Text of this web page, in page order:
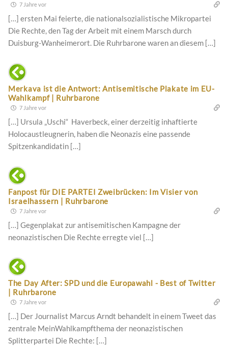
7 Jahre vor
[…] ersten Mai feierte, die nationalsozialistische Mikropartei
Die Rechte, den Tag der Arbeit mit einem Marsch durch
Duisburg-Wanheimerort. Die Ruhrbarone waren an diesem […]
Merkava ist die Antwort: Antisemitische Plakate im EU-
Wahlkampf | Ruhrbarone
7 Jahre vor
[…] Ursula „Uschi“ Haverbeck, einer derzeitig inhaftierte
Holocaustleugnerin, haben die Neonazis eine passende
Spitzenkandidatin […]
Fanpost für DIE PARTEI Zweibrücken: Im Visier von
Israelhassern | Ruhrbarone
7 Jahre vor
[…] Gegenplakat zur antisemitischen Kampagne der
neonazistischen Die Rechte erregte viel […]
The Day After: SPD und die Europawahl - Best of Twitter
| Ruhrbarone
7 Jahre vor
[…] Der Journalist Marcus Arndt behandelt in einem Tweet das
zentrale MeinWahlkampfthema der neonazistischen
Splitterpartei Die Rechte: […]